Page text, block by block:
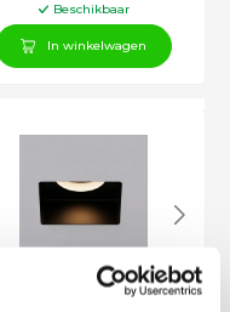
Beschikbaar
In winkelwagen